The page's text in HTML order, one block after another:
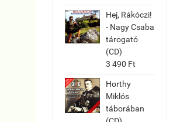
Hej, Rákóczi!
- Nagy Csaba
tárogató
(CD)
3 490 Ft
Horthy
Miklós
táborában